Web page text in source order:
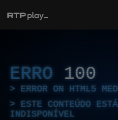
ERRO 100
ERROR ON HTML5
ESTE CONTEÚDO
INDISPONÍVEL